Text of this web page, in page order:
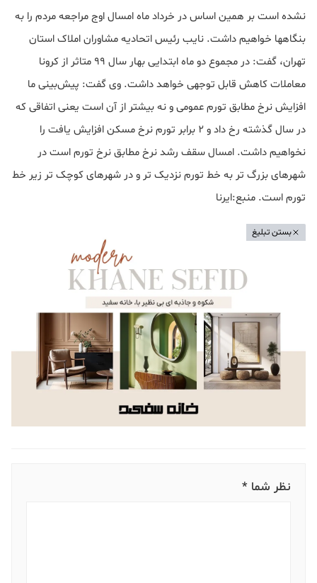
نشده است بر همین اساس در خرداد ماه امسال اوج مراجعه مردم را به
بنگاهها خواهیم داشت. نایب رئیس اتحادیه مشاوران املاک استان
تهران، گفت: در مجموع دو ماه ابتدایی بهار سال ۹۹ متاثر از کرونا
معاملات کاهش قابل توجهی خواهد داشت. وی گفت: پیش‌بینی ما
افزایش نرخ مطابق تورم عمومی و نه بیشتر از آن است یعنی اتفاقی که
در سال گذشته رخ داد و ۲ برابر تورم نرخ مسکن افزایش یافت را
نخواهیم داشت. امسال سقف رشد نرخ مطابق نرخ تورم است در
شهرهای بزرگ تر به خط تورم نزدیک تر و در شهرهای کوچک تر زیر خط
تورم است. منبع:ایرنا
بستن تبلیغ
نظر شما *